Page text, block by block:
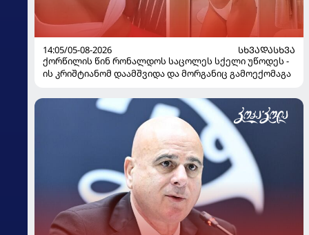
14:05/05-08-2026
ᲡᲮᲕᲐᲓᲐᲡᲮᲕᲐ
ქორწილის წინ რონალდოს საცოლეს სქელი უწოდეს -
ის კრიშტიანომ დაამშვიდა და მორგანიც გამოექომაგა